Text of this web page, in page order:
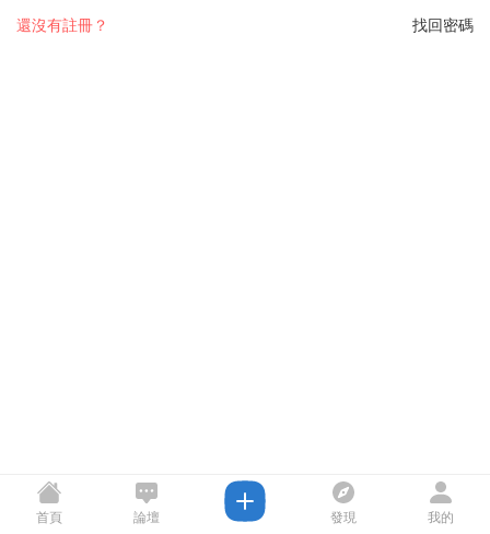
找回密碼
還沒有註冊？
首頁 論壇 發現 我的